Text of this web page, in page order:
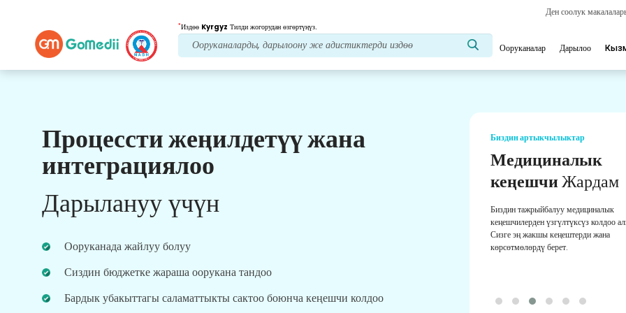
Ден соолук
*Издөө Kyrgyz Тилди жогорудан өзгөртүңүз.
Ооруканалар Дарылоо
Процессти жеңилдетүү жана
интеграциялоо
Дарылануу үчүн
Ооруканада жайлуу болуу
Сиздин бюджетке жараша оорукана тандоо
Бардык убакыттагы саламаттыкты сактоо боюнча кеңешчи колдоо
Биздин артыкчылыктар
Пост дарылоокам
көрүү
Ар дайым көйгөйлөрүңүздү чечүү үчүн биздин
дарылоо муктаждыктарыңыз боюнча
Биздин артыкчылыктар
Медициналык
кеңешчиЖардам
Биздин тажрыйбалуу медициналык
кеңешчилерден үзгүлтүксүз колдоо
Сизге эң жакшы кеңештерди жана
көрсөтмөлөрдү берет.